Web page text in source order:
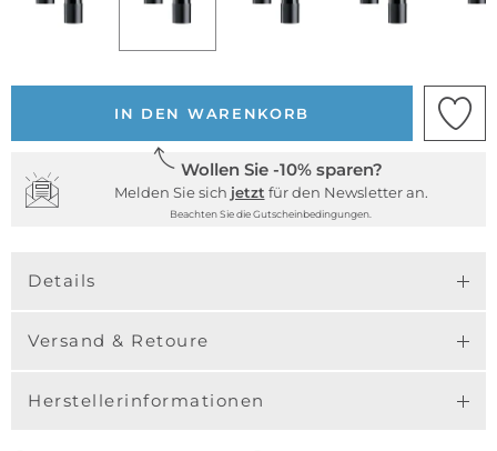
IN DEN WARENKORB
Wollen Sie -10% sparen?
Melden Sie sich jetzt für den Newsletter an.
Beachten Sie die Gutscheinbedingungen.
Details
Versand & Retoure
Herstellerinformationen